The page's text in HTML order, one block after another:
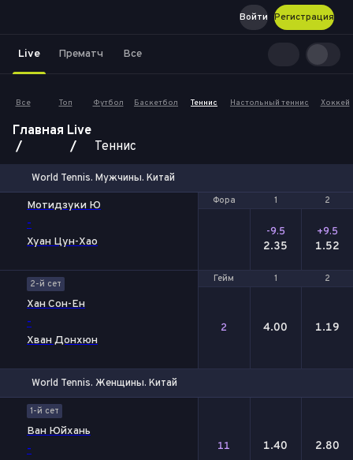
Регистрация
Войти
Live Прематч Все
Все Топ Футбол Баскетбол Теннис Настольный теннис Хоккей
Главная Live
Теннис
World Tennis. Мужчины. Китай
Фора 1 2
Мотидзуки Ю
-
Хуан Цун-Хао
Фора 1 2
-9.5
2.35
+9.5
1.52
Гейм 1 2
2-й сет
Хан Сон-Ен
-
Хван Донхюн
Гейм 1 2
2 4.00 1.19
World Tennis. Женщины. Китай
1-й сет
Ван Юйхань
- 11 1.40 2.80